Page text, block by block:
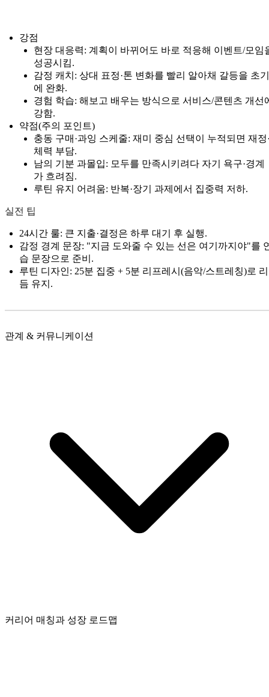
강점
현장 대응력: 계획이 바뀌어도 바로 적응해 이벤트/모임
성공시킴.
감정 캐치: 상대 표정·톤 변화를 빨리 알아채 갈등을 초기
에 완화.
경험 학습: 해보고 배우는 방식으로 서비스/콘텐츠 개선
강함.
약점(주의 포인트)
충동 구매·과잉 스케줄: 재미 중심 선택이 누적되면 재정
체력 부담.
남의 기분 과몰입: 모두를 만족시키려다 자기 욕구·경계
가 흐려짐.
루틴 유지 어려움: 반복·장기 과제에서 집중력 저하.
실전 팁
24시간 룰: 큰 지출·결정은 하루 대기 후 실행.
감정 경계 문장: "지금 도와줄 수 있는 선은 여기까지야"를
습 문장으로 준비.
루틴 디자인: 25분 집중 + 5분 리프레시(음악/스트레칭)로 리
듬 유지.
관계 & 커뮤니케이션
커리어 매칭과 성장 로드맵